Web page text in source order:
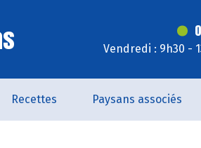
Vendredi : 9h30 -
Recettes Paysans associés